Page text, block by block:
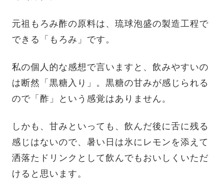
元祖もろみ酢の原料は、琉球泡盛の製造工程で
できる「もろみ」です。
私の個人的な感想で言いますと、飲みやすいの
は断然「黒糖入り」。黒糖の甘みが感じられる
ので「酢」という感覚はありません。
しかも、甘みといっても、飲んだ後に舌に残る
感じはないので、暑い日は氷にレモンを添えて
洒落たドリンクとして飲んでもおいしくいただ
けると思います。